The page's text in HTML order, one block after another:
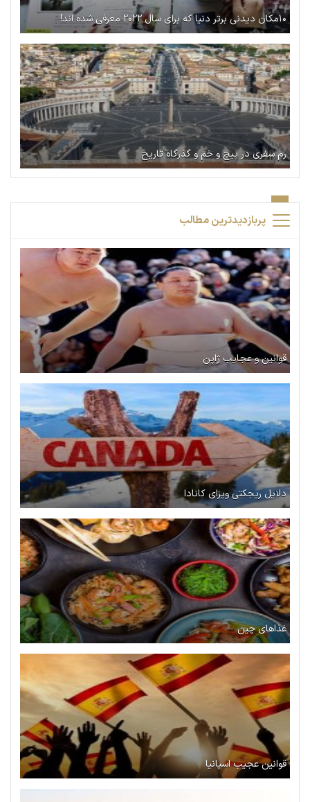
۱۰مکان دیدنی برتر دنیا که برای سال ۲۰۲۲ معرفی شده اند!
رم سفری در پیچ و خم و گذرگاه تاریخ
پربازدیدترین مطالب
قوانین و عجایب ژاپن
دلایل ریجکتی ویزای کانادا
غذاهای چین
قوانین عجیب اسپانیا